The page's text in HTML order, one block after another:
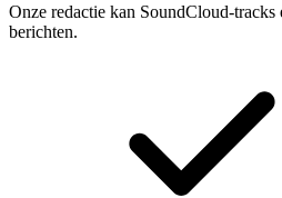
Onze redactie kan SoundCloud-tracks
berichten.